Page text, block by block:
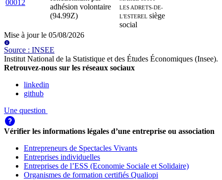
00012
adhésion volontaire
(94.99Z)
LES ADRETS-DE-
L'ESTEREL siège
social
Mise à jour le 05/08/2026
Source : INSEE
Institut National de la Statistique et des Études Économiques (Insee).
Retrouvez-nous sur les réseaux sociaux
linkedin
github
Une question
Vérifier les informations légales d’une entreprise ou association
Entrepreneurs de Spectacles Vivants
Entreprises individuelles
Entreprises de l’ESS (Economie Sociale et Solidaire)
Organismes de formation certifiés Qualiopi